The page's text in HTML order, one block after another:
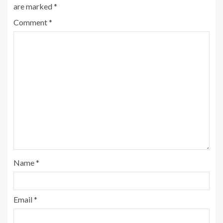
are marked*
Comment*
Name*
Email*